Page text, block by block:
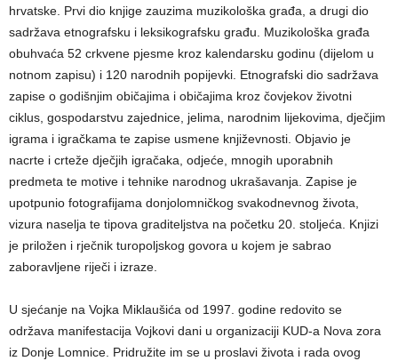
hrvatske. Prvi dio knjige zauzima muzikološka građa, a drugi dio
sadržava etnografsku i leksikografsku građu. Muzikološka građa
obuhvaća 52 crkvene pjesme kroz kalendarsku godinu (dijelom u
notnom zapisu) i 120 narodnih popijevki. Etnografski dio sadržava
zapise o godišnjim običajima i običajima kroz čovjekov životni
ciklus, gospodarstvu zajednice, jelima, narodnim lijekovima, dječjim
igrama i igračkama te zapise usmene književnosti. Objavio je
nacrte i crteže dječjih igračaka, odjeće, mnogih uporabnih
predmeta te motive i tehnike narodnog ukrašavanja. Zapise je
upotpunio fotografijama donjolomničkog svakodnevnog života,
vizura naselja te tipova graditeljstva na početku 20. stoljeća. Knjizi
je priložen i rječnik turopoljskog govora u kojem je sabrao
zaboravljene riječi i izraze.
U sjećanje na Vojka Miklaušića od 1997. godine redovito se
održava manifestacija Vojkovi dani u organizaciji KUD-a Nova zora
iz Donje Lomnice. Pridružite im se u proslavi života i rada ovog